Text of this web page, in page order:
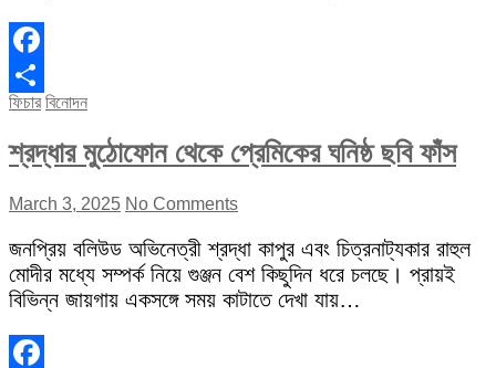
Facebook
Share
ফিচার বিনোদন
শ্রদ্ধার মুঠোফোন থেকে প্রেমিকের ঘনিষ্ঠ ছবি ফাঁস
March 3, 2025 No Comments
জনপ্রিয় বলিউড অভিনেত্রী শ্রদ্ধা কাপুর এবং চিত্রনাট্যকার রাহুল
মোদীর মধ্যে সম্পর্ক নিয়ে গুঞ্জন বেশ কিছুদিন ধরে চলছে। প্রায়ই
বিভিন্ন জায়গায় একসঙ্গে সময় কাটাতে দেখা যায়…